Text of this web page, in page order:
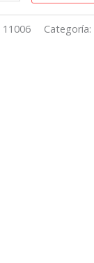
11006 Categoría: